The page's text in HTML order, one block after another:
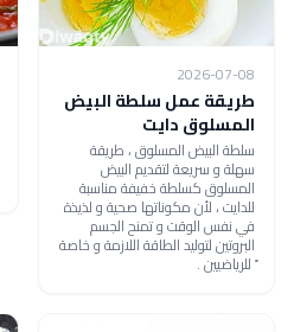
2026-07-08
طريقة عمل سلطة البيض
المسلوق دايت
سلطة البيض المسلوق ، طريقة
سهلة و سريعة لتقديم البيض
المسلوق كسلطة خفيفة مناسبة
للدايت ، لأن مكوناتها صحية و لذيذة
في نفس الوقت و تمنح الجسم
البروتين لتوليد الطاقة اللازمة و خاصة
ً للرياضيين .